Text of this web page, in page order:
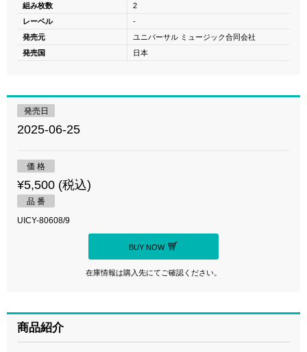
組み枚数
2
レーベル
-
発売元
ユニバーサル ミュージック合同会社
発売国
日本
発売日
2025-06-25
価 格
¥5,500 (税込)
品 番
UICY-80608/9
BUY NOW
在庫情報は購入先にてご確認ください。
商品紹介